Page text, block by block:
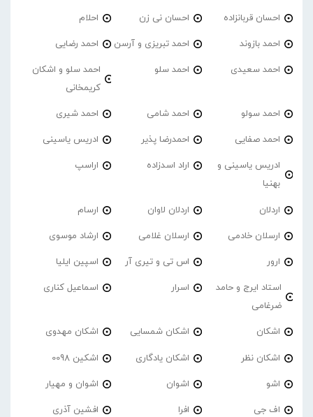
احسان قربانزاده احسان نی زن احلام
احمد بازوند احمد تبریزی و آرسن احمد‌ رضایی
احمد سعیدی احمد سلو
احمد سلو و اشکان
کریمخانی
احمد سولو احمد شامی احمد شیری
احمد صفایی احمدرضا پذیر ادریس یاسینی
ادریس یاسینی و
بهنیا
اراد اسدزاده اراسپ
اردلان اردلان لاوان ارسام
ارسلان خادمی ارسلان غلامی ارشاد موسوی
ارور اس تی و تیری آر اسپین ایلیا
استاد ایرج و حامد
ضرغامی
اسرار اسماعیل کناری
اشکان اشکان شمسایی اشکان مهدوی
اشکان نظر اشکان یادگاری اشکین 0098
اشو اشوان اشوان و مهیار
اف جی افرا افشین آذری